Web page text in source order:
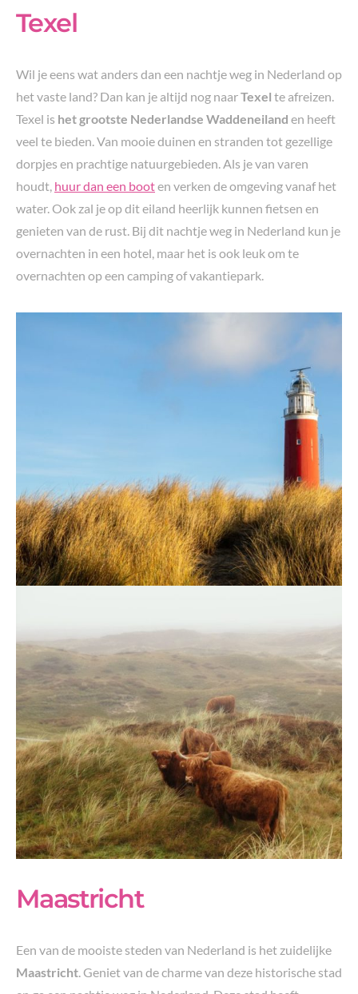
Texel
Wil je eens wat anders dan een nachtje weg in Nederland op
het vaste land? Dan kan je altijd nog naarTexel te afreizen.
Texel is het grootste Nederlandse Waddeneiland en heeft
veel te bieden. Van mooie duinen en stranden tot gezellige
dorpjes en prachtige natuurgebieden. Als je van varen
houdt, huur dan een booten verken de omgeving vanaf het
water. Ook zal je op dit eiland heerlijk kunnen fietsen en
genieten van de rust. Bij dit nachtje weg in Nederland kun je
overnachten in een hotel, maar het is ook leuk om te
overnachten op een camping of vakantiepark.
Maastricht
Een van de mooiste steden van Nederland is het zuidelijke
Maastricht . Geniet van de charme van deze historische stad